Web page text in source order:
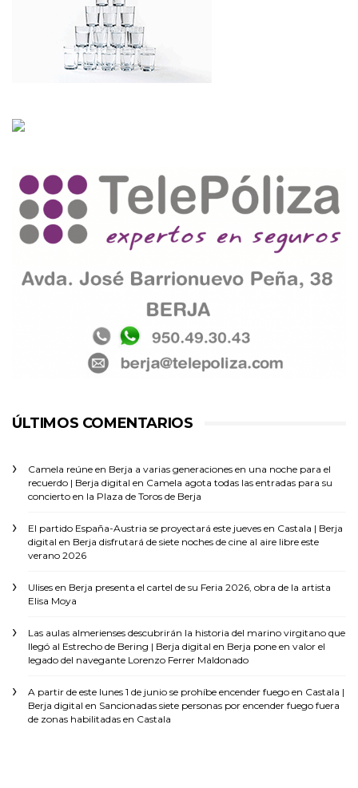
ÚLTIMOS COMENTARIOS
Camela reúne en Berja a varias generaciones en una noche para el
recuerdo | Berja digital en Camela agota todas las entradas para su
concierto en la Plaza de Toros de Berja
El partido España-Austria se proyectará este jueves en Castala | Berja
digital en Berja disfrutará de siete noches de cine al aire libre este
verano 2026
Ulises en Berja presenta el cartel de su Feria 2026, obra de la artista
Elisa Moya
Las aulas almerienses descubrirán la historia del marino virgitano que
llegó al Estrecho de Bering | Berja digital en Berja pone en valor el
legado del navegante Lorenzo Ferrer Maldonado
A partir de este lunes 1 de junio se prohíbe encender fuego en Castala |
Berja digital en Sancionadas siete personas por encender fuego fuera
de zonas habilitadas en Castala